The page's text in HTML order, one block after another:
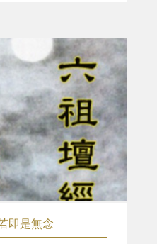
即是無念